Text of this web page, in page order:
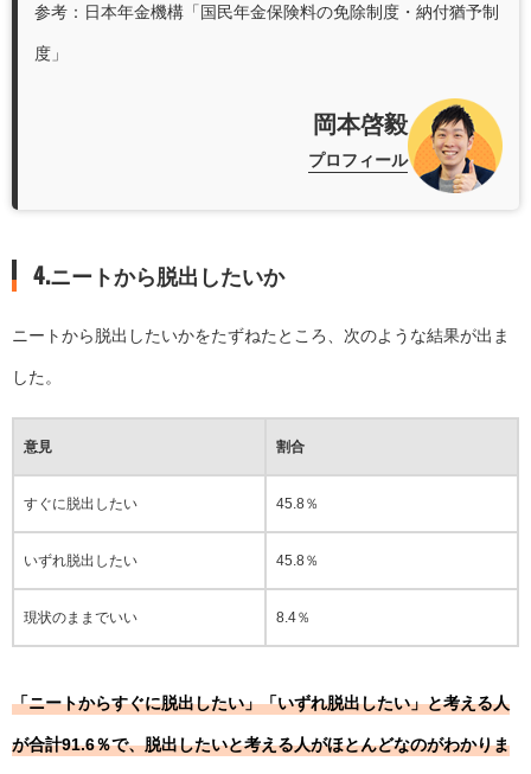
岡本啓毅
プロフィール
参考：日本年金機構「 国民年金保険料の免除制度・納付猶予制
度 」
4.ニートから脱出したいか
ニートから脱出したいかをたずねたところ、次のような結果が出ま
した。
意見 割合
すぐに脱出したい 45.8％
いずれ脱出したい 45.8％
現状のままでいい 8.4％
「ニートからすぐに脱出したい」「いずれ脱出したい」と考える人
が合計91.6％で、脱出したいと考える人がほとんどなのがわかりま